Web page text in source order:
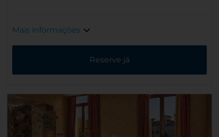
Mais informações
Reserve já